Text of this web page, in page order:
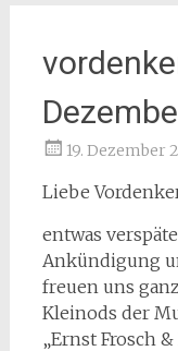
19. Dezember
Liebe
entwas
Ankündigung
freuen uns
Kleinods der
„Ernst Frosch